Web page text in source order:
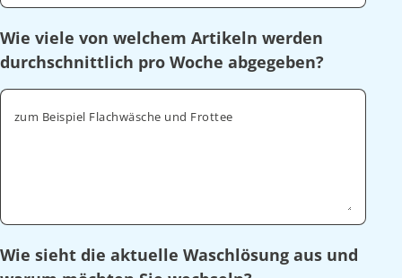
Wie viele von welchem Artikeln werden
durchschnittlich pro Woche abgegeben?
zum Beispiel Flachwäsche und Frottee
Wie sieht die aktuelle Waschlösung aus und